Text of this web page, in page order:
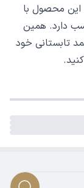
این محصول با
دارد. همین
تابستانی خود